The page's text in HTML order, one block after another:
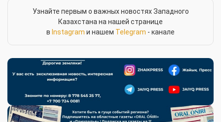
Узнайте первым о важных новостях Западного
Казахстана на нашей странице
в Instagram и нашем Telegram - канале